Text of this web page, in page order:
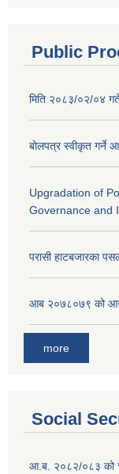
Public
मिति २०८३/०२/०४
बोलपत्र स्वीकृत गर्ने
Upgradation of
Governance and
परासी हाटबजारका
आ‍ब २०७८०७९ को
more
Social
आ.ब. २०८२/०८३ को